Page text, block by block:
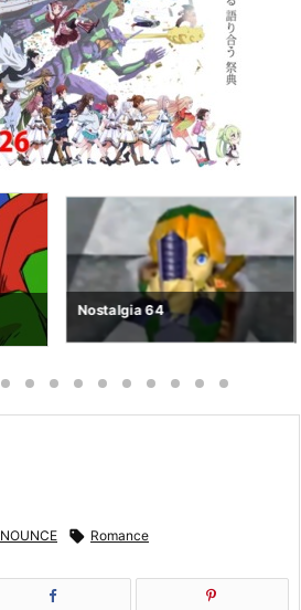
Nostalgia 64
 Romance